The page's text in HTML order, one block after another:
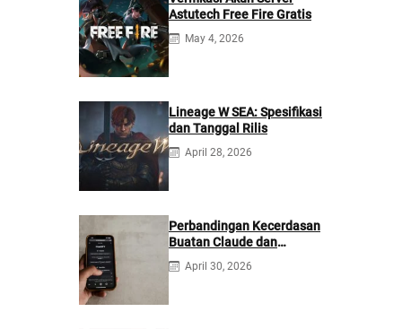
Astutech Free Fire Gratis
May 4, 2026
Lineage W SEA: Spesifikasi
dan Tanggal Rilis
April 28, 2026
Perbandingan Kecerdasan
Buatan Claude dan
ChatGPT: Mana yang
Lebih Baik?
April 30, 2026